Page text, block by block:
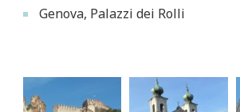
Genova, Palazzi dei Rolli